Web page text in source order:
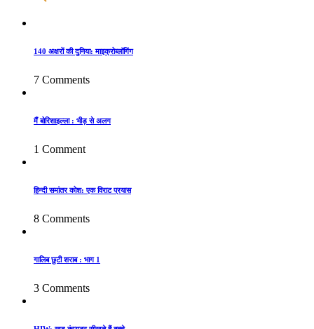
140 अक्षरों की दुनिया: माइक्रोब्लॉगिंग
7 Comments
मैं बोरिशाइल्ला : भीड़ से अलग
1 Comment
हिन्दी समांतर कोश: एक विराट प्रयास
8 Comments
गालिब छुटी शराब : भाग 1
3 Comments